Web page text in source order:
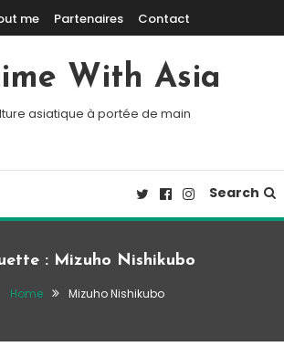
me Partenaires Contact
With Asia
asiatique à portée de main
Search
: Mizuho Nishikubo
Home Mizuho Nishikubo